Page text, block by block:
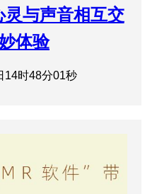
与声音相互交
体验
14时48分01秒